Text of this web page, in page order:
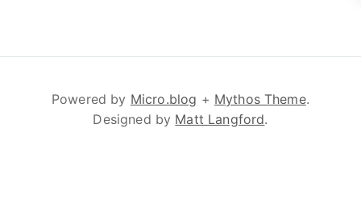
Powered by Micro.blog + Mythos Theme.
Designed by Matt Langford.